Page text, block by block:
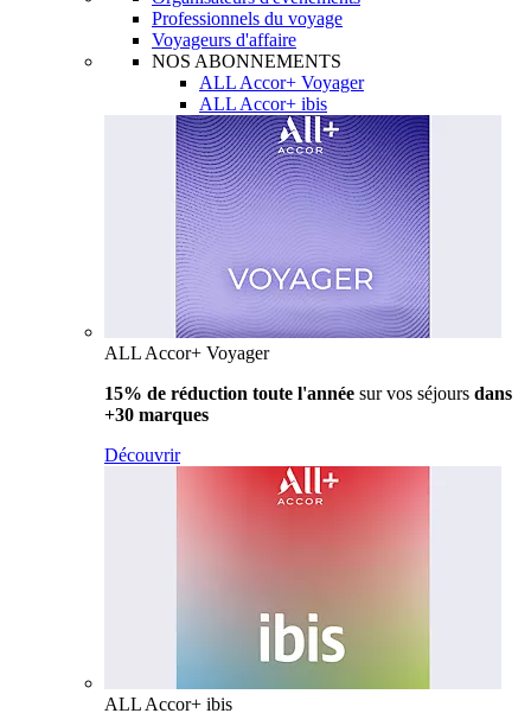
Professionnels du voyage
Voyageurs d'affaire
NOS ABONNEMENTS
ALL Accor+ Voyager
ALL Accor+ ibis
ALL Accor+ Voyager
15% de réduction toute l'année sur vos séjours dans
+30 marques
Découvrir
ALL Accor+ ibis